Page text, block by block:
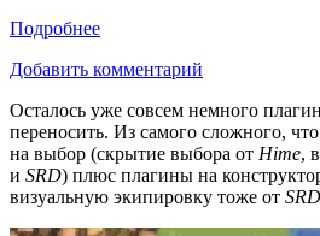
Подробнее
Добавить комментарий
Осталось уже совсем немного
переносить. Из самого сложного,
на выбор (скрытие выбора от Hime,
и SRD) плюс плагины на
визуальную экипировку тоже от SRD